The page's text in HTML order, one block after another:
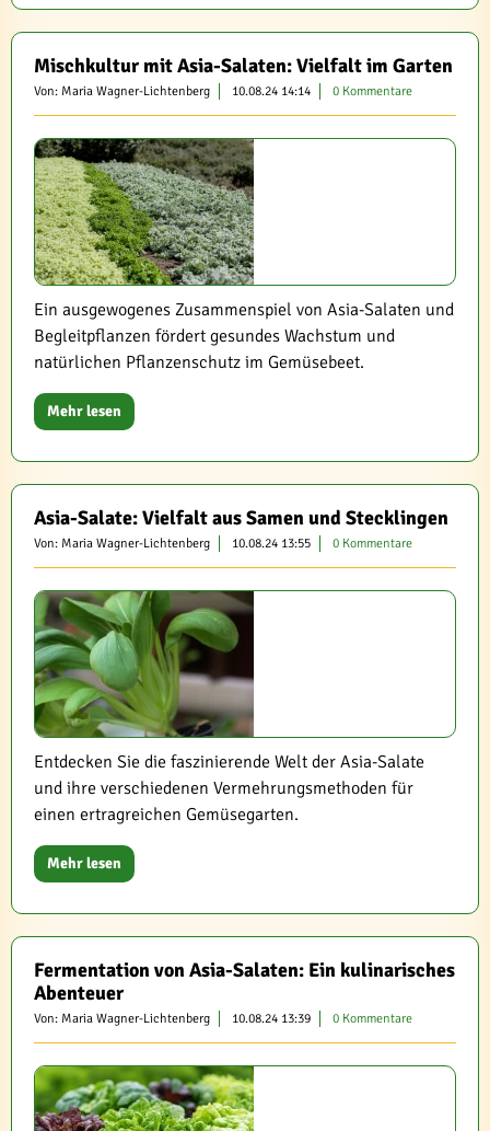
Mischkultur mit Asia-Salaten: Vielfalt im Garten
Von: Maria Wagner-Lichtenberg 10.08.24 14:14 0 Kommentare
Ein ausgewogenes Zusammenspiel von Asia-Salaten und
Begleitpflanzen fördert gesundes Wachstum und
natürlichen Pflanzenschutz im Gemüsebeet.
Mehr lesen
Asia-Salate: Vielfalt aus Samen und Stecklingen
Von: Maria Wagner-Lichtenberg 10.08.24 13:55 0 Kommentare
Entdecken Sie die faszinierende Welt der Asia-Salate
und ihre verschiedenen Vermehrungsmethoden für
einen ertragreichen Gemüsegarten.
Mehr lesen
Fermentation von Asia-Salaten: Ein kulinarisches
Abenteuer
Von: Maria Wagner-Lichtenberg 10.08.24 13:39 0 Kommentare